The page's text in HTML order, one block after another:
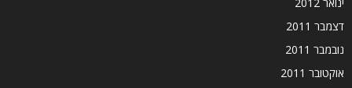
דצמבר 2011
נובמבר 2011
אוקטובר 2011